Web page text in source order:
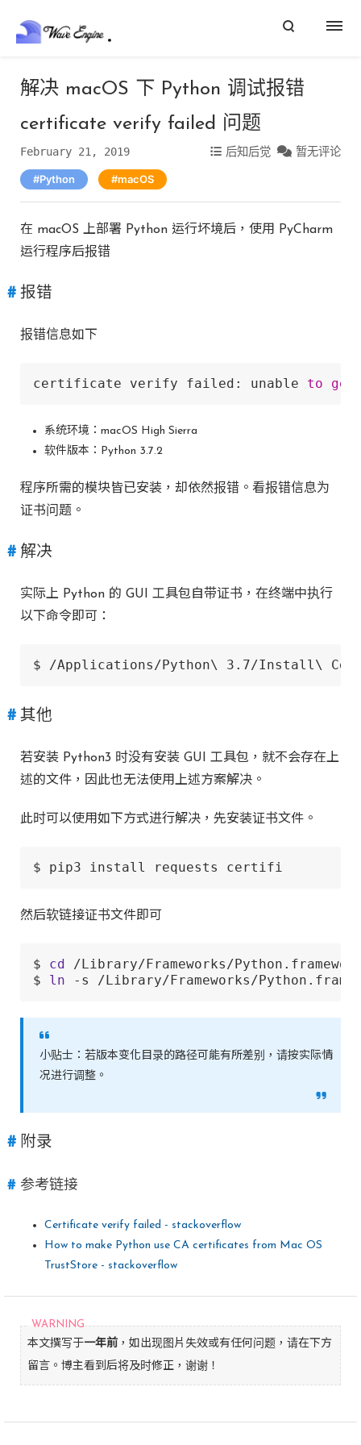
解决 macOS 下 Python 调试报错
certificate verify failed 问题
February 21, 2019 后知后觉 暂无评论
Python macOS
在 macOS 上部署 Python 运行坏境后，使用 PyCharm
运行程序后报错
报错
报错信息如下
certificate verify failed: unable to get
系统环境：macOS High Sierra
软件版本：Python 3.7.2
程序所需的模块皆已安装，却依然报错。看报错信息为
证书问题。
解决
实际上 Python 的 GUI 工具包自带证书，在终端中执行
以下命令即可：
$ /Applications/Python\ 3.7/Install\
其他
若安装 Python3 时没有安装 GUI 工具包，就不会存在上
述的文件，因此也无法使用上述方案解决。
此时可以使用如下方式进行解决，先安装证书文件。
$ pip3 install requests certifi
然后软链接证书文件即可
$ cd /Library/Frameworks/
$ ln -s /Library/Frameworks/
小贴士：若版本变化目录的路径可能有所差别，请按实际情
况进行调整。
附录
参考链接
Certificate verify failed - stackoverflow
How to make Python use CA certificates from Mac OS
TrustStore - stackoverflow
本文撰写于一年前 ，如出现图片失效或有任何问题，请在下方
留言。博主看到后将及时修正，谢谢！